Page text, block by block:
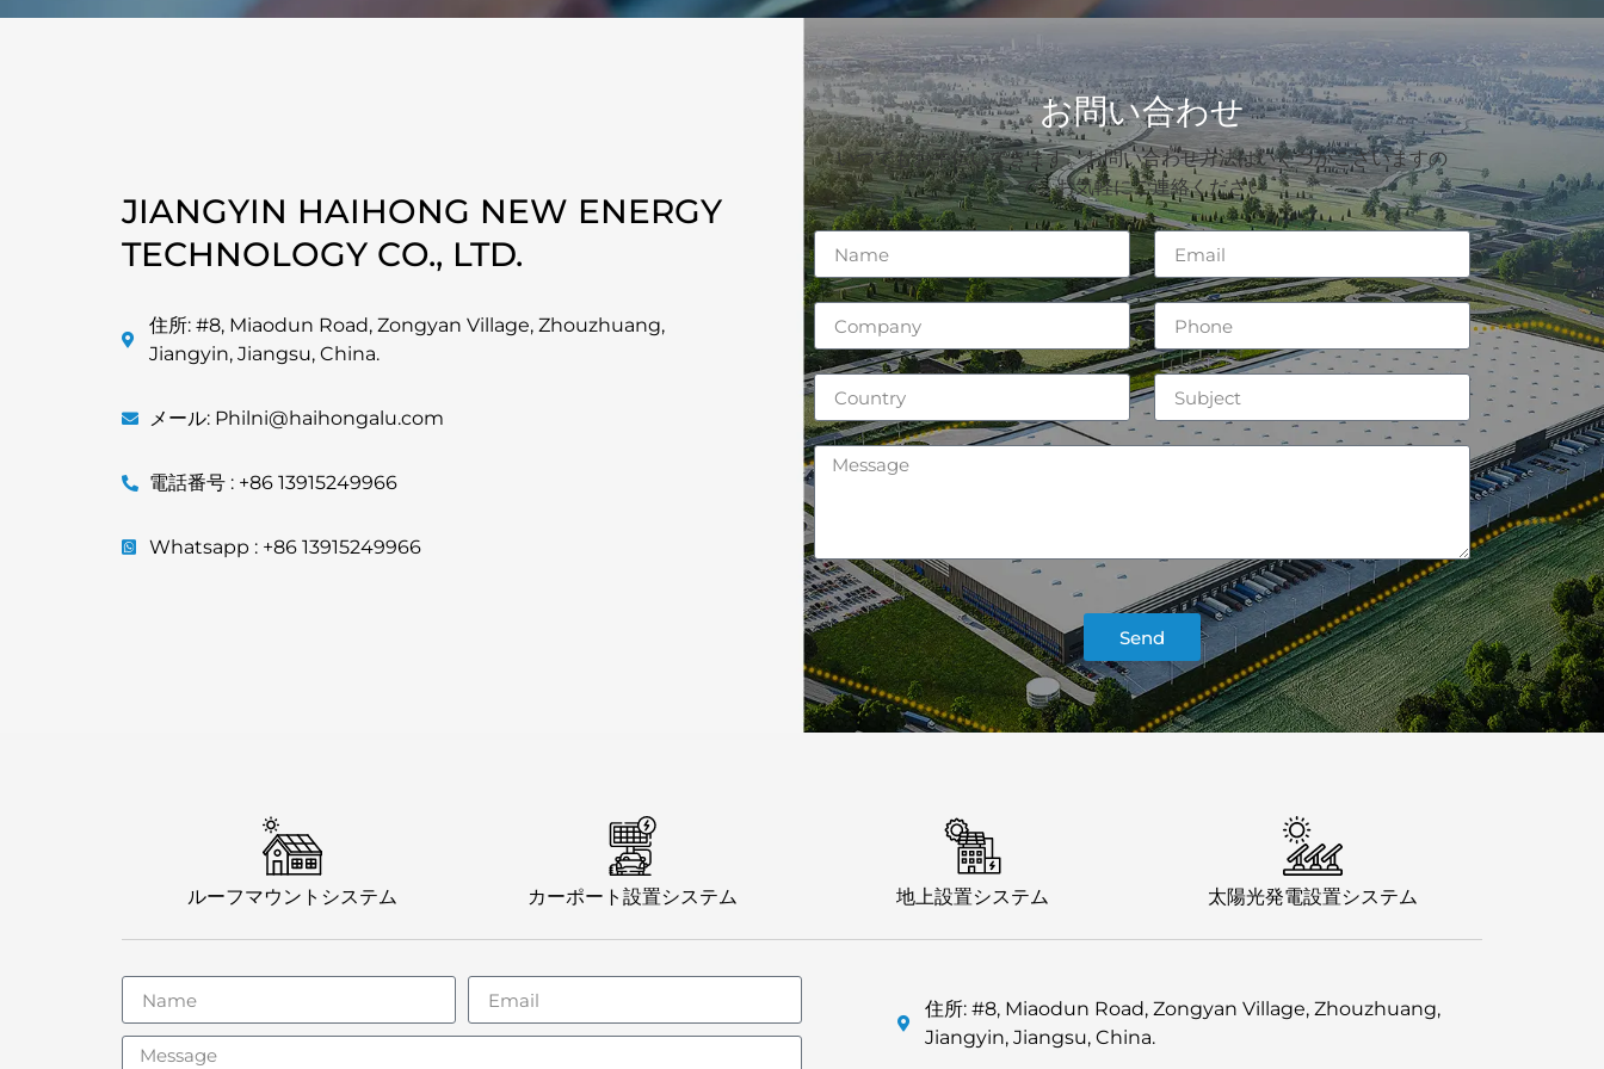
JIANGYIN HAIHONG NEW ENERGY
TECHNOLOGY CO., LTD.
住所: #8, Miaodun Road, Zongyan Village, Zhouzhuang,
Jiangyin, Jiangsu, China.
メール: Philni@haihongalu.com
電話番号 : +86 13915249966
Whatsapp : +86 13915249966
お問い合わせ
いつでもお手伝いできます。お問い合わせ方法はいくつかございますの
で、お気軽にご連絡ください
Send
ルーフマウントシステム カーポート設置システム 地上設置システム 太陽光発電設置システム
住所: #8, Miaodun Road, Zongyan Village, Zhouzhuang,
Jiangyin, Jiangsu, China.